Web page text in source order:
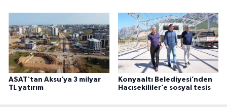
ASAT'tan Aksu’ya 3 milyar
TL yatırım
Konyaaltı Belediyesi’nden
Hacısekililer’e sosyal tesis